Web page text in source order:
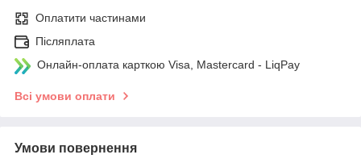
Оплатити частинами
Післяплата
Онлайн-оплата карткою Visa, Mastercard - LiqPay
Всі умови оплати
Умови повернення